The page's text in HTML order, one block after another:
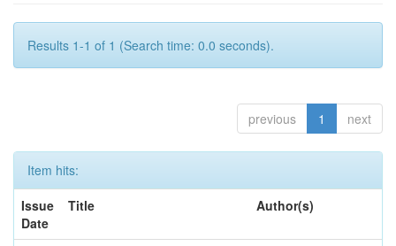
Results 1-1 of 1 (Search time: 0.0 seconds).
previous 1 next
Item hits:
Issue
Date
Title Author(s)